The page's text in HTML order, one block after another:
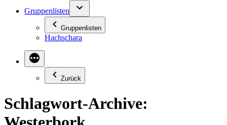
Gruppenlisten
Gruppenlisten
Hachschara
Zurück
Schlagwort-Archive: